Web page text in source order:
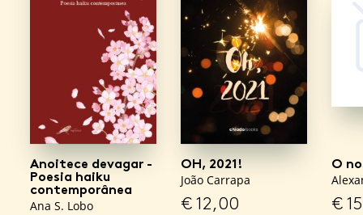
Anoitece devagar -
Poesia haiku
contemporânea
Ana S. Lobo
OH, 2021!
João Carrapa
€12,00
O
€